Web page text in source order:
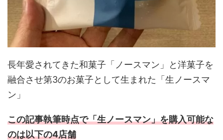
長年愛されてきた和菓子「ノースマン」と洋菓子を
融合させ第3のお菓子として生まれた「生ノースマ
ン」
この記事執筆時点で「生ノースマン」を購入可能な
のは以下の4店舗